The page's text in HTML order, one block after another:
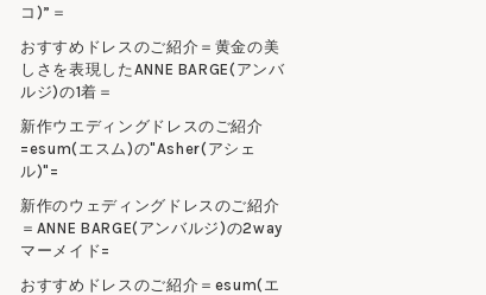
コ)”＝
おすすめドレスのご紹介＝黄金の美
しさを表現したANNE BARGE(アンバ
ルジ)の1着＝
新作ウエディングドレスのご紹介
=esum(エスム)の"Asher(アシェ
ル)"=
新作のウェディングドレスのご紹介
＝ANNE BARGE(アンバルジ)の2way
マーメイド=
おすすめドレスのご紹介＝esum(エ